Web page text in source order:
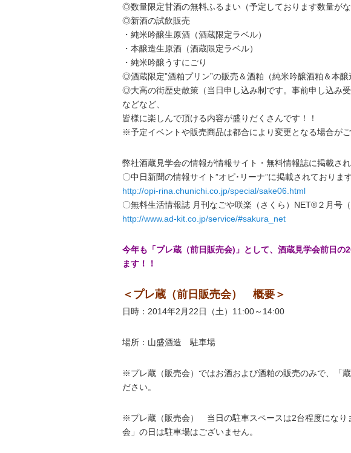
◎数量限定甘酒の無料ふるまい（予定しております数量が
◎新酒の試飲販売
・純米吟醸生原酒（酒蔵限定ラベル）
・本醸造生原酒（酒蔵限定ラベル）
・純米吟醸うすにごり
◎酒蔵限定”酒粕プリン”の販売＆酒粕（純米吟醸酒粕＆本醸
◎大高の街歴史散策（当日申し込み制です。事前申し込み受
などなど、
皆様に楽しんで頂ける内容が盛りだくさんです！！
※予定イベントや販売商品は都合により変更となる場合が
弊社酒蔵見学会の情報が情報サイト・無料情報誌に掲載さ
〇中日新聞の情報サイト”オピ･リーナ”に掲載されております
http://opi-rina.chunichi.co.jp/special/sake06.html
〇無料生活情報誌 月刊なごや咲楽（さくら）NET®２月号
http://www.ad-kit.co.jp/service/#sakura_net
今年も「プレ蔵（前日販売会)」として、酒蔵見学会前日
ます！！
＜プレ蔵（前日販売会） 概要＞
日時：2014年2月22日（土）11:00～14:00
場所：山盛酒造 駐車場
※プレ蔵（販売会）ではお酒および酒粕の販売のみで、「
ださい。
※プレ蔵（販売会） 当日の駐車スペースは2台程度になり
会」の日は駐車場はございません。